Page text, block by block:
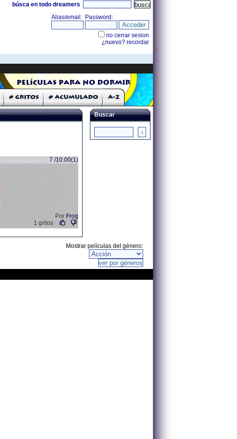
búsca en todo dreamers
Películas para no dormir
# Gritos # Acumulado A-Z
7 /10.00(1)
Por Frog
1 gritos
Buscar
Mostrar películas del género: